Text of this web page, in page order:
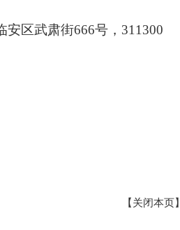
安区武肃街666号， 311300
【关闭本页】